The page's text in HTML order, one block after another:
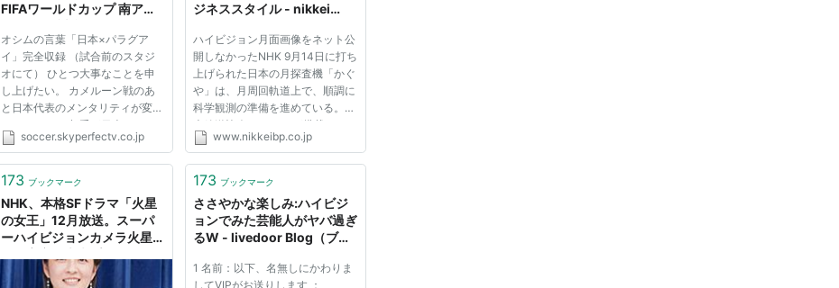
FIFAワールドカップ 南アフ
生中継！｜サッカー｜衛星放
送[CSチャンネル]のスカパ
ー！HD｜大会情報｜これで
あなた�
オシムの言葉「日本×パラグア
イ」完全収録 （試合前のスタジ
オにて） ひとつ大事なことを申
し上げたい。 カメルーン戦のあ
と日本代表のメンタリティが変わ
った。 そして相手が日本をリス
ペクトするようになった。 すで
対象となっている。 試合前にリ
スペクトされるかどうかは大変重
要なこ...
soccer.skyperfectv.co.jp
ジネススタイル - nikkei
ハイビジョン月面画像をネット公
開しなかったNHK 9月14日に打ち
上げられた日本の月探査機「かぐ
や」は、月周回軌道上で、順調に
科学観測の準備を進めている。日
本放送協会（NHK）が搭載したハ
イビジョンカメラは、早速月面の
の月面画像が、次いで11月16日に
の...
www.nikkeibp.co.jp
173 ブックマーク
NHK、本格SFドラマ「火星
の女王」12月放送。スーパ
ーハイビジョンカメラ火星
- AV Watch
173 ブックマーク
ささやかな楽しみ:ハイビジ
ョンでみた芸能人がヤバ過ぎ
るW - livedoor Blog（ブロ
1 名前：以下、名無しにかわりま
してVIPがお送りします ：